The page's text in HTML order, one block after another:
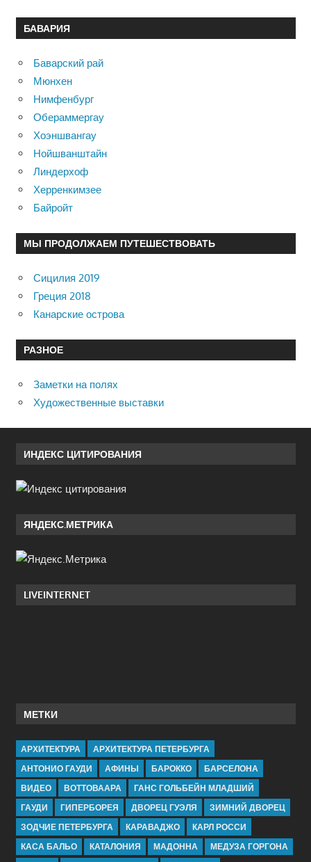
БАВАРИЯ
Баварский рай
Мюнхен
Нимфенбург
Обераммергау
Хоэншвангау
Нойшванштайн
Линдерхоф
Херренкимзее
Байройт
МЫ ПРОДОЛЖАЕМ ПУТЕШЕСТВОВАТЬ
Сицилия 2019
Греция 2018
Канарские острова
РАЗНОЕ
Заметки на полях
Художественные выставки
ИНДЕКС ЦИТИРОВАНИЯ
ЯНДЕКС.МЕТРИКА
LIVEINTERNET
МЕТКИ
АРХИТЕКТУРА
АРХИТЕКТУРА ПЕТЕРБУРГА
АНТОНИО ГАУДИ
АФИНЫ БАРОККО
БАРСЕЛОНА
ВИДЕО
ВОТТОВААРА
ГАНС ГОЛЬБЕЙН МЛАДШИЙ
ГАУДИ
ГИПЕРБОРЕЯ ДВОРЕЦ ГУЭЛЯ
ЗИМНИЙ ДВОРЕЦ
ЗОДЧИЕ ПЕТЕРБУРГА
КАРАВАДЖО
КАРЛ РОССИ
КАСА БАЛЬО
КАТАЛОНИЯ МАДОННА
МЕДУЗА ГОРГОНА